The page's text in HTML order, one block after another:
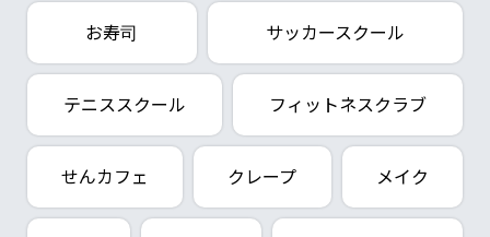
お寿司 サッカースクール
テニススクール フィットネスクラブ
せんカフェ クレープ メイク